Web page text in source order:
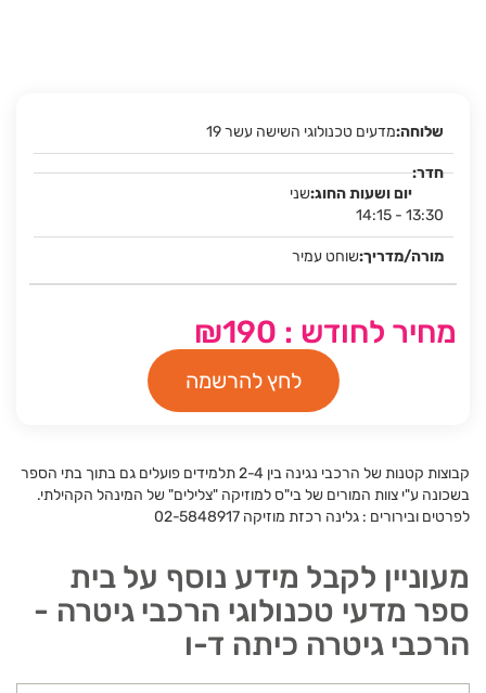
מדעים טכנולוגי השישה עשר 19
שני
14:15 - 13:30
שוחט עמיר
מחיר לחודש : ₪190
לחץ להרשמה
קבוצות קטנות של הרכבי נגינה בין 2-4 תלמידים פועלים גם בתוך בתי הספר
בשכונה ע"י צוות המורים של בי"ס למוזיקה "צלילים" של המינהל הקהילתי.
לפרטים ובירורים : גלינה רכזת מוזיקה 02-5848917
מעוניין לקבל מידע נוסף על בית
ספר מדעי טכנולוגי הרכבי גיטרה -
הרכבי גיטרה כיתה ד-ו